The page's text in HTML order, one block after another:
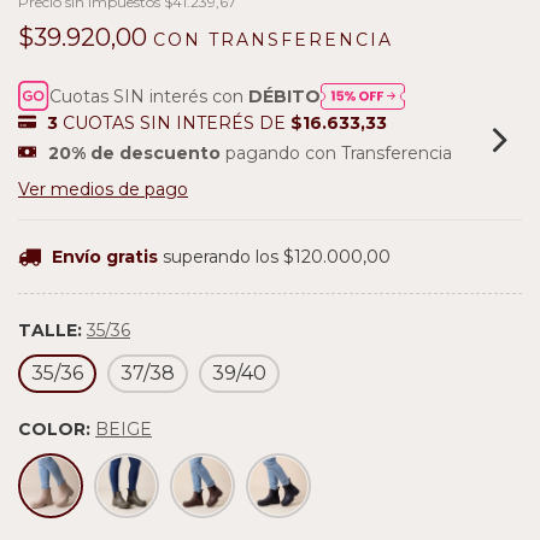
$39.920,00 CON TRANSFERENCIA
Cuotas SIN interés con DÉBITO
3 CUOTAS SIN INTERÉS DE $16.633,33
20% de descuento pagando con Transferencia
Ver medios de pago
Envío gratis superando los $120.000,00
TALLE: 35/36
35/36 37/38 39/40
COLOR: BEIGE